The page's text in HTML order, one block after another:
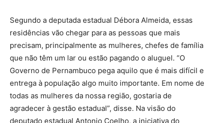
Segundo a deputada estadual Débora Almeida, essas
residências vão chegar para as pessoas que mais
precisam, principalmente as mulheres, chefes de família
que não têm um lar ou estão pagando o aluguel. “O
Governo de Pernambuco pega aquilo que é mais difícil e
entrega à população algo muito importante. Em nome de
todas as mulheres da nossa região, gostaria de
agradecer à gestão estadual”, disse. Na visão do
deputado estadual Antonio Coelho, a iniciativa do